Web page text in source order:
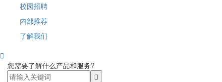
校园招聘
内部推荐
了解我们

您需要了解什么产品和服务?